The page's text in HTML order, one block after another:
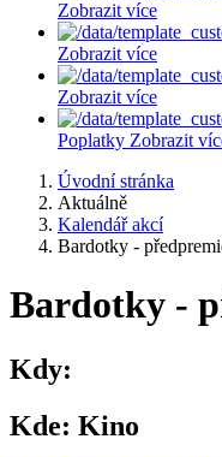
Zobrazit více
Zobrazit více
Zobrazit více
Poplatky Zobrazit
Úvodní stránka
Aktuálně
Kalendář akcí
Bardotky -
Bardotky -
Kdy:
Kde: Kino